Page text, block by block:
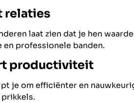
relaties
laat zien dat je hen
professionele banden.
productiviteit
je om efficiënter en